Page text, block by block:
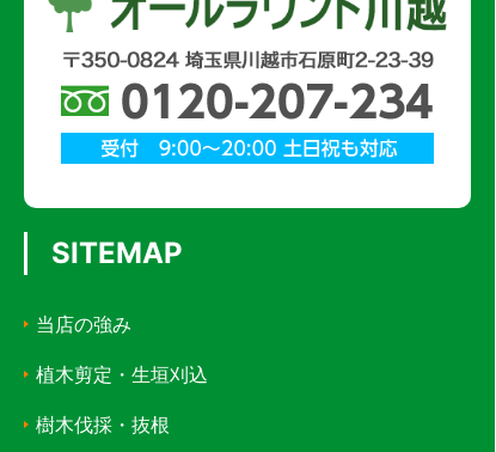
SITEMAP
当店の強み
植木剪定・生垣刈込
樹木伐採・抜根